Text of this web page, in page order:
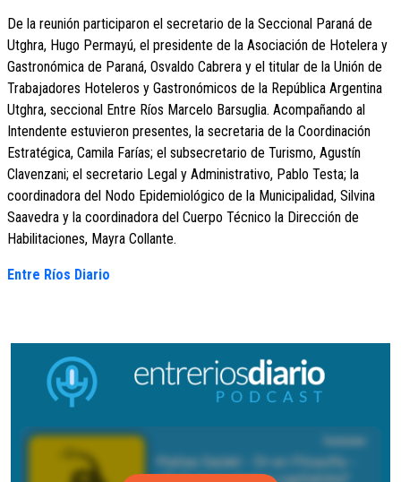
De la reunión participaron el secretario de la Seccional Paraná de
Utghra, Hugo Permayú, el presidente de la Asociación de Hotelera y
Gastronómica de Paraná, Osvaldo Cabrera y el titular de la Unión de
Trabajadores Hoteleros y Gastronómicos de la República Argentina
Utghra, seccional Entre Ríos Marcelo Barsuglia. Acompañando al
Intendente estuvieron presentes, la secretaria de la Coordinación
Estratégica, Camila Farías; el subsecretario de Turismo, Agustín
Clavenzani; el secretario Legal y Administrativo, Pablo Testa; la
coordinadora del Nodo Epidemiológico de la Municipalidad, Silvina
Saavedra y la coordinadora del Cuerpo Técnico la Dirección de
Habilitaciones, Mayra Collante.
Entre Ríos Diario